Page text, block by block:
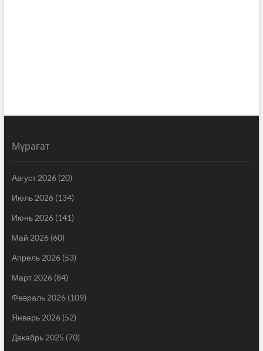
Мұрағат
Август 2026(20)
Июль 2026(134)
Июнь 2026(141)
Май 2026(60)
Апрель 2026(53)
Март 2026(84)
Февраль 2026(109)
Январь 2026(52)
Декабрь 2025 (70)